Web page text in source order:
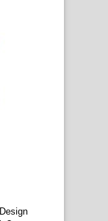
Design